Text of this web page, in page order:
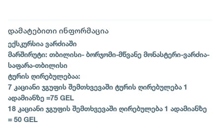
დამატებითი ინფორმაცია
ექსკურსია ვარძიაში
მარშირუტი: თბილისი- ბორჯომი-მწვანე მონასტერი-ვარძია-
საფარა-თბილისი
ტურის ღირებულებაა:
7 კაციანი ჯგუფის შემთხვევაში ტურის ღირებულება 1
ადამიანზე =75 GEL
18 კაციანი ჯგუფის შემთხვევაში ღირებულება 1 ადამიანზე
= 50 GEL